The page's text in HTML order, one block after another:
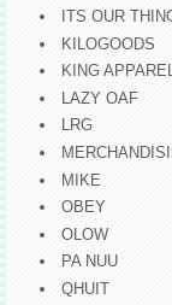
ITS OUR
KILOGOODS
KING
LAZY OAF
LRG
MIKE
OBEY
OLOW
PA NUU
QHUIT